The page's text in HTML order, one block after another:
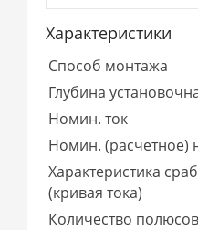
Характеристики
Способ монтажа
Глубина
Номин. ток
Номин. (расчетное)
Характеристика
(кривая тока)
Количество полюсов